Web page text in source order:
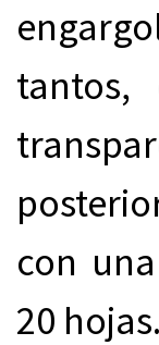
tantos,
con
20 hojas.